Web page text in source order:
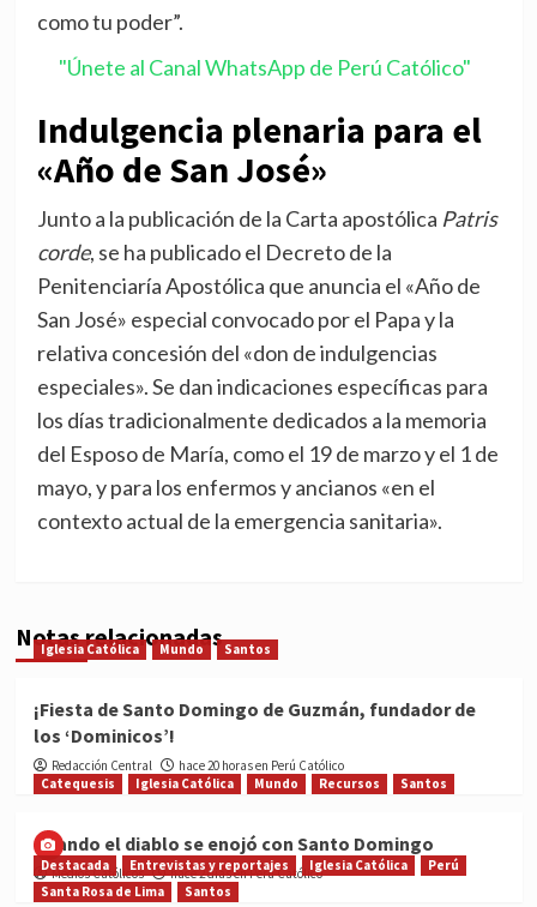
como tu poder”.
"Únete al Canal WhatsApp de Perú Católico"
Indulgencia plenaria para el
«Año de San José»
Junto a la publicación de la Carta apostólica Patris
corde, se ha publicado el Decreto de la
Penitenciaría Apostólica que anuncia el «Año de
San José» especial convocado por el Papa y la
relativa concesión del «don de indulgencias
especiales». Se dan indicaciones específicas para
los días tradicionalmente dedicados a la memoria
del Esposo de María, como el 19 de marzo y el 1 de
mayo, y para los enfermos y ancianos «en el
contexto actual de la emergencia sanitaria».
Notas relacionadas
Iglesia Católica Mundo Santos
¡Fiesta de Santo Domingo de Guzmán, fundador de
los ‘Dominicos’!
Redacción Central
hace 20 horas en Perú Católico
Catequesis
Iglesia Católica Mundo Recursos Santos
Cuando el diablo se enojó con Santo Domingo
Medios Católicos hace 2 días en Perú Católico
Destacada Entrevistas y reportajes Iglesia Católica
Perú
Santa Rosa de Lima
Santos